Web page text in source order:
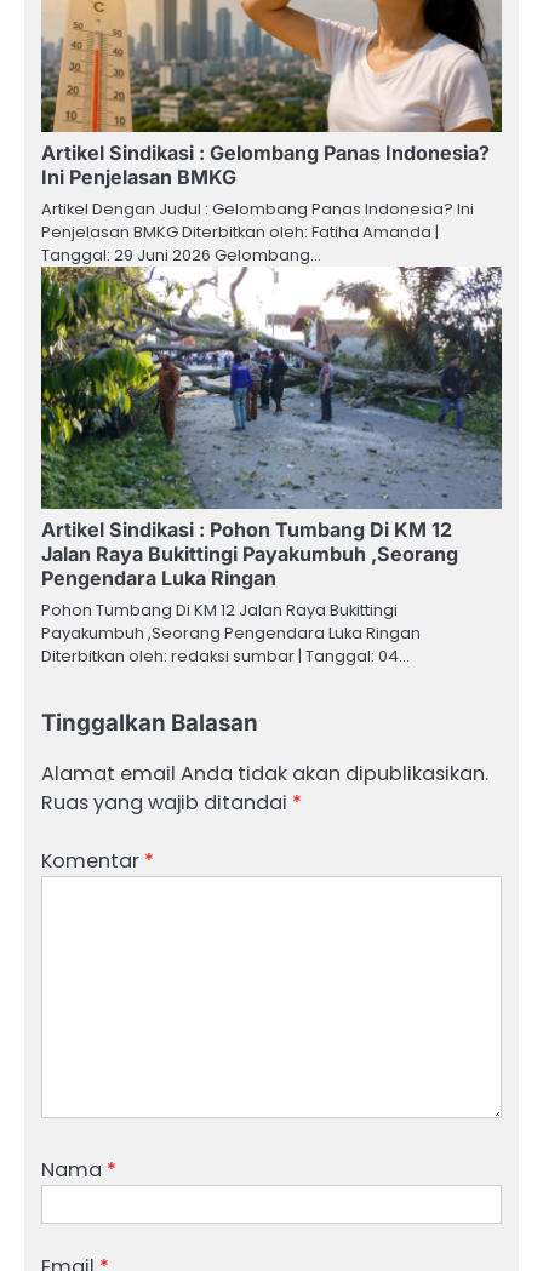
Artikel Sindikasi : Gelombang Panas Indonesia?
Ini Penjelasan BMKG
Artikel Dengan Judul : Gelombang Panas Indonesia? Ini
Penjelasan BMKG Diterbitkan oleh: Fatiha Amanda |
Tanggal: 29 Juni 2026 Gelombang…
Artikel Sindikasi : Pohon Tumbang Di KM 12
Jalan Raya Bukittingi Payakumbuh ,Seorang
Pengendara Luka Ringan
Pohon Tumbang Di KM 12 Jalan Raya Bukittingi
Payakumbuh ,Seorang Pengendara Luka Ringan
Diterbitkan oleh: redaksi sumbar | Tanggal: 04…
Tinggalkan Balasan
Alamat email Anda tidak akan dipublikasikan.
Ruas yang wajib ditandai *
Komentar *
Nama *